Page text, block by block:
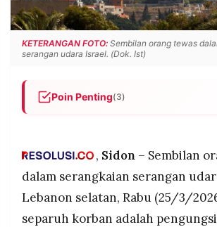
INFORMASI
IKLAN
KIRIM
TULISAN
PENGADUAN TERM
OF
KETERANGAN FOTO: Sembilan orang tewas
serangan udara Israel. (Dok. Ist)
Poin Penting(3)
Habboush, menewaskan 9 orang
pengungsi Palestina; militer Israel
berkomentar langsung, meski juru
, Sidon– Sembilan
dalam serangkaian serangan
Lebanon selatan, Rabu (25/3/
separuh korban adalah